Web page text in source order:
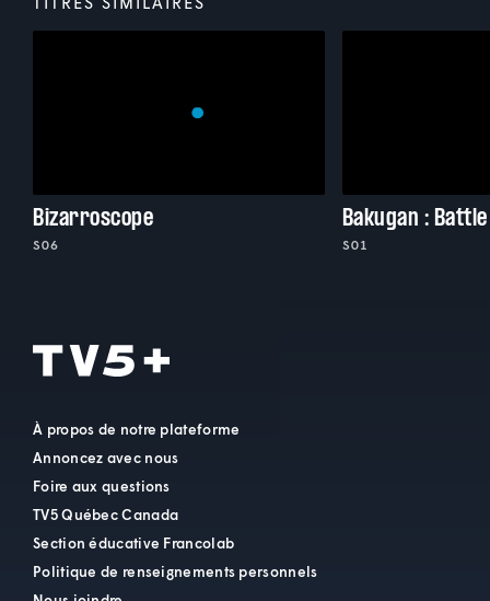
Bizarroscope
S06
Bakugan :
S01
À propos de notre plateforme
Annoncez avec nous
Foire aux questions
TV5 Québec Canada
Section éducative Francolab
Politique de renseignements personnels